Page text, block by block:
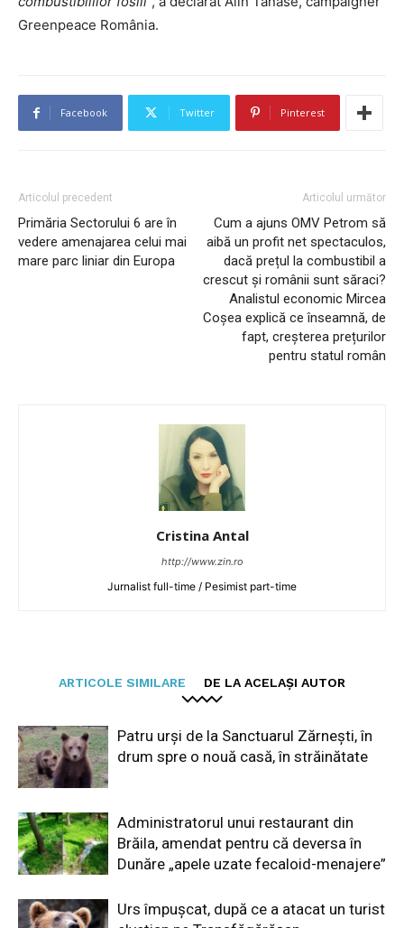
Greenpeace România.
Facebook Twitter Pinterest
Articolul precedent
Primăria Sectorului 6 are în
vedere amenajarea celui mai
mare parc liniar din Europa
Articolul următor
Cum a ajuns OMV Petrom să
aibă un profit net spectaculos,
dacă prețul la combustibil a
crescut și românii sunt săraci?
Analistul economic Mircea
Coșea explică ce înseamnă, de
fapt, creșterea prețurilor
pentru statul român
Cristina Antal
http://www.zin.ro
Jurnalist full-time / Pesimist part-time
ARTICOLE SIMILARE DE LA ACELAȘI AUTOR
Patru urși de la Sanctuarul Zărnești, în
drum spre o nouă casă, în străinătate
Administratorul unui restaurant din
Brăila, amendat pentru că deversa în
Dunăre „apele uzate fecaloid-menajere”
Urs împușcat, după ce a atacat un turist